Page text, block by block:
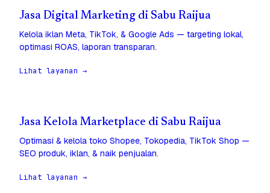
Jasa Digital Marketing di Sabu Raijua
Kelola iklan Meta, TikTok, & Google Ads — targeting lokal,
optimasi ROAS, laporan transparan.
Lihat layanan →
Jasa Kelola Marketplace di Sabu Raijua
Optimasi & kelola toko Shopee, Tokopedia, TikTok Shop —
SEO produk, iklan, & naik penjualan.
Lihat layanan →